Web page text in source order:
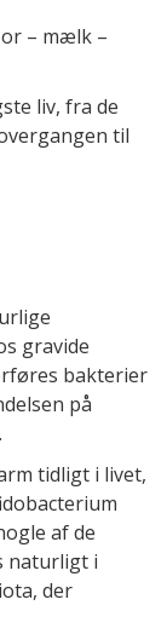
– mælk –
liv, fra de
til
gravide
bakterier
på
tidligt i livet,
af de
naturligt i
der